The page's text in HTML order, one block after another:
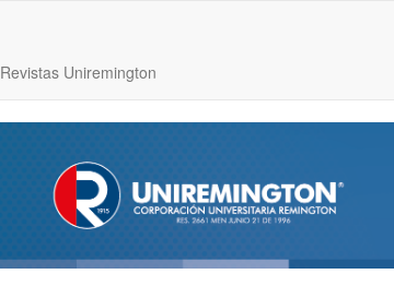
Revistas Uniremington